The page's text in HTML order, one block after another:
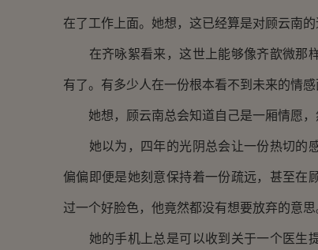
在了工作上面。她想，这已经算是对顾云南的
在齐咏絮看来，这世上能够像齐歆微那
有了。有多少人在一份根本看不到未来的情
她想，顾云南总会知道自己是一厢情愿，
她以为，四年的光阴总会让一份热切的
偏偏即便是她刻意保持着一份疏远，甚至在
过一个好脸色，他竟然都没有想要放弃的意思
她的手机上总是可以收到关于一个医生